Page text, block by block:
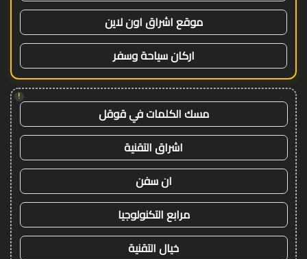
موقع اشراق اون لاين
اركان سياحة وسفر
!
مسك الكلمات في قوقل
اشراق التقنية
ان سفن
مرابع التكنولوجيا
خيال التقنية